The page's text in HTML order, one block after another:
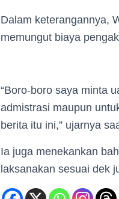
Dalam keterangannya,
memungut biaya
“Boro-boro saya minta
admistrasi maupun
berita itu ini,” ujarnya
Ia juga menekankan
laksanakan sesuai dek